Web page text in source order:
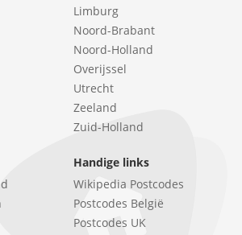
Limburg
Noord-Brabant
Noord-Holland
Overijssel
Utrecht
Zeeland
Zuid-Holland
Handige links
Wikipedia Postcodes
Postcodes België
Postcodes UK